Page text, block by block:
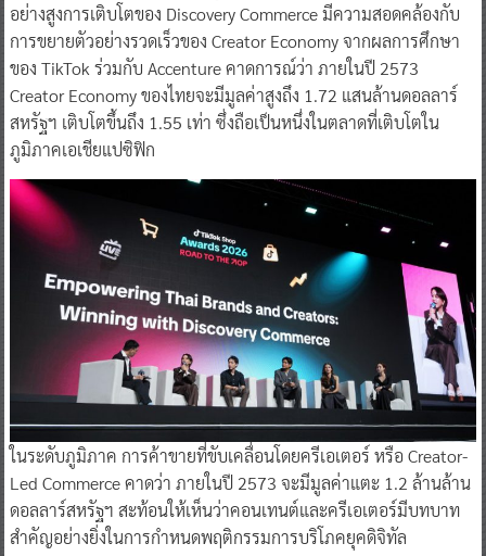
อย่างสูงการเติบโตของ Discovery Commerce มีความสอดคล้องกับ
การขยายตัวอย่างรวดเร็วของ Creator Economy จากผลการศึกษา
ของ TikTok ร่วมกับ Accenture คาดการณ์ว่า ภายในปี 2573
Creator Economy ของไทยจะมีมูลค่าสูงถึง 1.72 แสนล้านดอลลาร์
สหรัฐฯ เติบโตขึ้นถึง 1.55 เท่า ซึ่งถือเป็นหนึ่งในตลาดที่เติบโตใน
ภูมิภาคเอเชียแปซิฟิก
ในระดับภูมิภาค การค้าขายที่ขับเคลื่อนโดยครีเอเตอร์ หรือ Creator-
Led Commerce คาดว่า ภายในปี 2573 จะมีมูลค่าแตะ 1.2 ล้านล้าน
ดอลลาร์สหรัฐฯ สะท้อนให้เห็นว่าคอนเทนต์และครีเอเตอร์มีบทบาท
สำคัญอย่างยิ่งในการกำหนดพฤติกรรมการบริโภคยุคดิจิทัล